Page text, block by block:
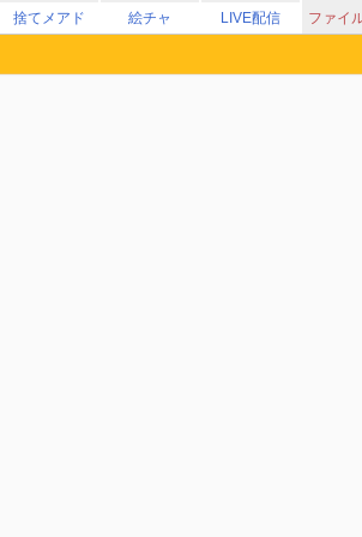
捨てメアド 絵チャ LIVE配信 ファイ